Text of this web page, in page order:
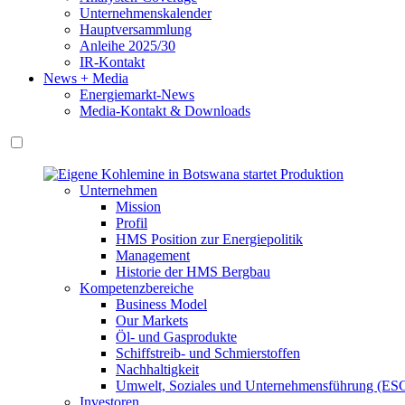
Unternehmenskalender
Hauptversammlung
Anleihe 2025/30
IR-Kontakt
News + Media
Energiemarkt-News
Media-Kontakt & Downloads
Unternehmen
Mission
Profil
HMS Position zur Energiepolitik
Management
Historie der HMS Bergbau
Kompetenzbereiche
Business Model
Our Markets
Öl- und Gasprodukte
Schiffstreib- und Schmierstoffen
Nachhaltigkeit
Umwelt, Soziales und Unternehmensführung
Investoren